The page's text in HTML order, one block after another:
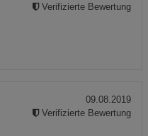
Verifizierte Bewertung
09.08.2019
Verifizierte Bewertung